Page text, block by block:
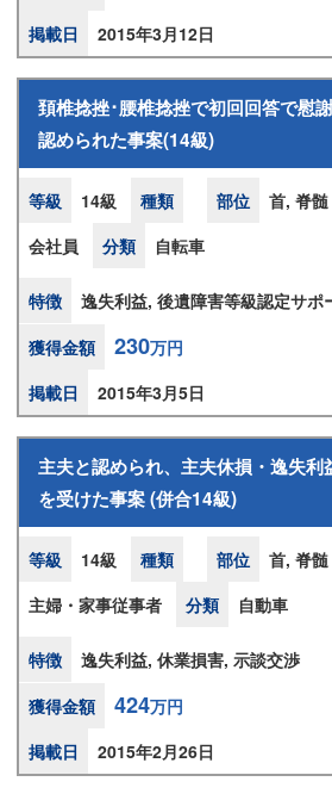
掲載日
2015年3月12日
頚椎捻挫･腰椎捻挫で初回回答で慰
認められた事案(14級)
等級 14級 種類 部位 首, 脊
会社員
分類 自転車
特徴
逸失利益, 後遺障害等級認定サポ
獲得金額
230万円
掲載日
2015年3月5日
主夫と認められ、主夫休損・逸失利
を受けた事案 (併合14級)
等級 14級 種類 部位 首, 脊
主婦・家事従事者
分類 自動車
特徴
逸失利益, 休業損害, 示談交渉
獲得金額
424万円
掲載日
2015年2月26日